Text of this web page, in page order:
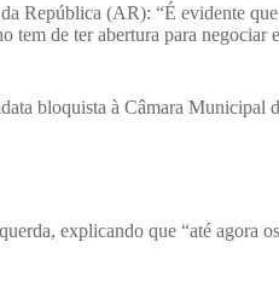
República (AR): “É evidente
tem de ter abertura para negociar
bloquista à Câmara Municipal
explicando que “até agora